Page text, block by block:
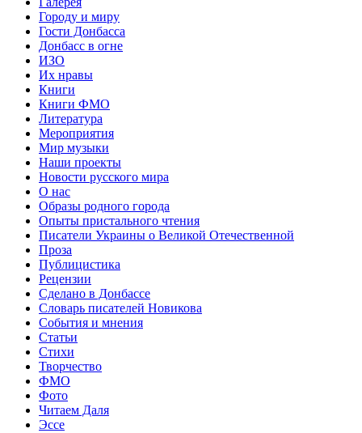
Городу и миру
Гости Донбасса
Донбасс в огне
ИЗО
Их нравы
Книги
Книги ФМО
Литература
Мероприятия
Мир музыки
Наши проекты
Новости русского мира
О нас
Образы родного города
Опыты пристального чтения
Писатели Украины о Великой Отечественной
Проза
Публицистика
Рецензии
Сделано в Донбассе
Словарь писателей Новикова
События и мнения
Статьи
Стихи
Творчество
ФМО
Фото
Читаем Даля
Эссе